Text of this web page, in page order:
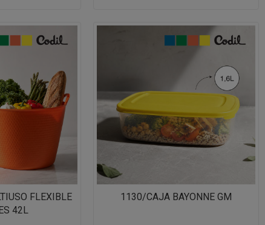
FLEXIBLE
42L
1130/CAJA BAYONNE GM